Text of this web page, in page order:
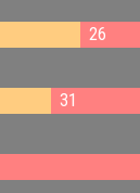
26
31